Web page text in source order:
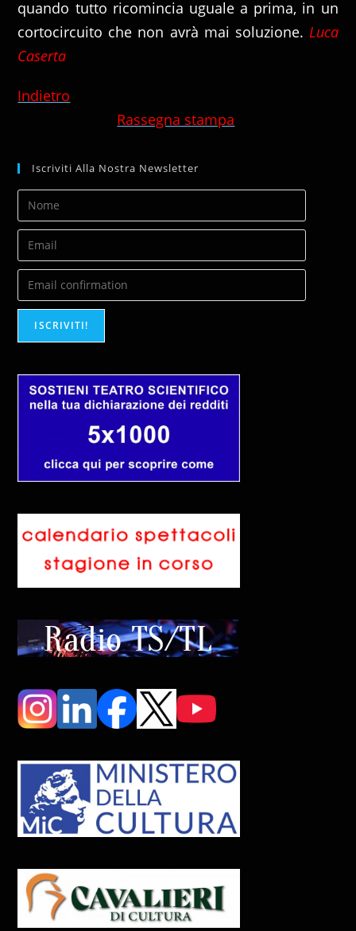
quando tutto ricomincia uguale a prima, in un
cortocircuito che non avrà mai soluzione. Luca
Caserta
Indietro
Rassegna stampa
Iscriviti Alla Nostra Newsletter
ISCRIVITI!